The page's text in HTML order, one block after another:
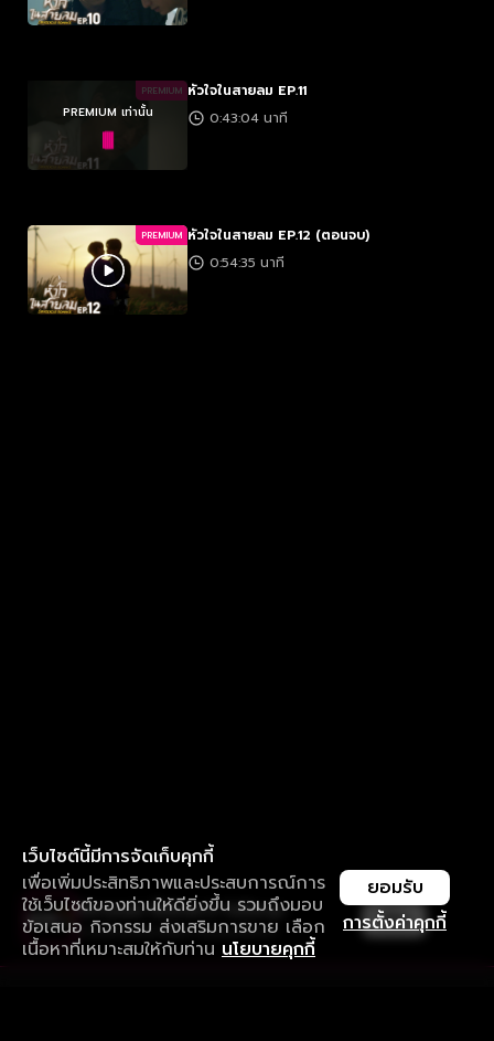
PREMIUM
PREMIUM เท่านั้น
หัวใจในสายลม EP.11
0:43:04 นาที
PREMIUM หัวใจในสายลม EP.12 (ตอนจบ)
0:54:35 นาที
เว็บไซต์นี้มีการจัดเก็บคุกกี้
เพื่อเพิ่มประสิทธิภาพและประสบการณ์การ
ใช้เว็บไซต์ของท่านให้ดียิ่งขึ้น รวมถึงมอบ
ข้อเสนอ กิจกรรม ส่งเสริมการขาย เลือก
เนื้อหาที่เหมาะสมให้กับท่าน นโยบายคุกกี้
การตั้งค่าคุกกี้
ยอมรับ
ใช้งานแอป ลื่นไหลกว่า ไม่มีสะดุด
ดาวน์โหลดแอปเพื่อการรับชมที่ดีกว่า เปิด